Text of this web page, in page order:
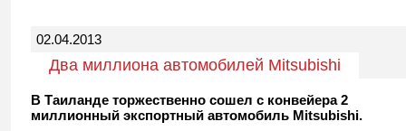
02.04.2013
Два миллиона автомобилей Mitsubishi
В Таиланде торжественно сошел с конвейера 2
миллионный экспортный автомобиль Mitsubishi.